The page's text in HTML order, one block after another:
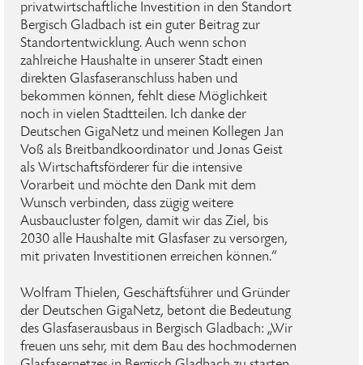
privatwirtschaftliche Investition in den Standort
Bergisch Gladbach ist ein guter Beitrag zur
Standortentwicklung. Auch wenn schon
zahlreiche Haushalte in unserer Stadt einen
direkten Glasfaseranschluss haben und
bekommen können, fehlt diese Möglichkeit
noch in vielen Stadtteilen. Ich danke der
Deutschen GigaNetz und meinen Kollegen Jan
Voß als Breitbandkoordinator und Jonas Geist
als Wirtschaftsförderer für die intensive
Vorarbeit und möchte den Dank mit dem
Wunsch verbinden, dass zügig weitere
Ausbaucluster folgen, damit wir das Ziel, bis
2030 alle Haushalte mit Glasfaser zu versorgen,
mit privaten Investitionen erreichen können.“
Wolfram Thielen, Geschäftsführer und Gründer
der Deutschen GigaNetz, betont die Bedeutung
des Glasfaserausbaus in Bergisch Gladbach: „Wir
freuen uns sehr, mit dem Bau des hochmodernen